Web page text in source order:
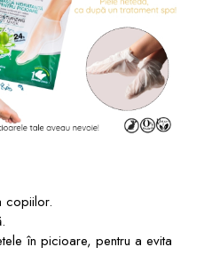
copiilor.
în picioare, pentru a evita